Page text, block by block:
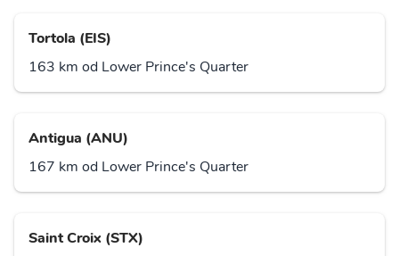
Tortola (EIS)
163 km od Lower Prince's Quarter
Antigua (ANU)
167 km od Lower Prince's Quarter
Saint Croix (STX)